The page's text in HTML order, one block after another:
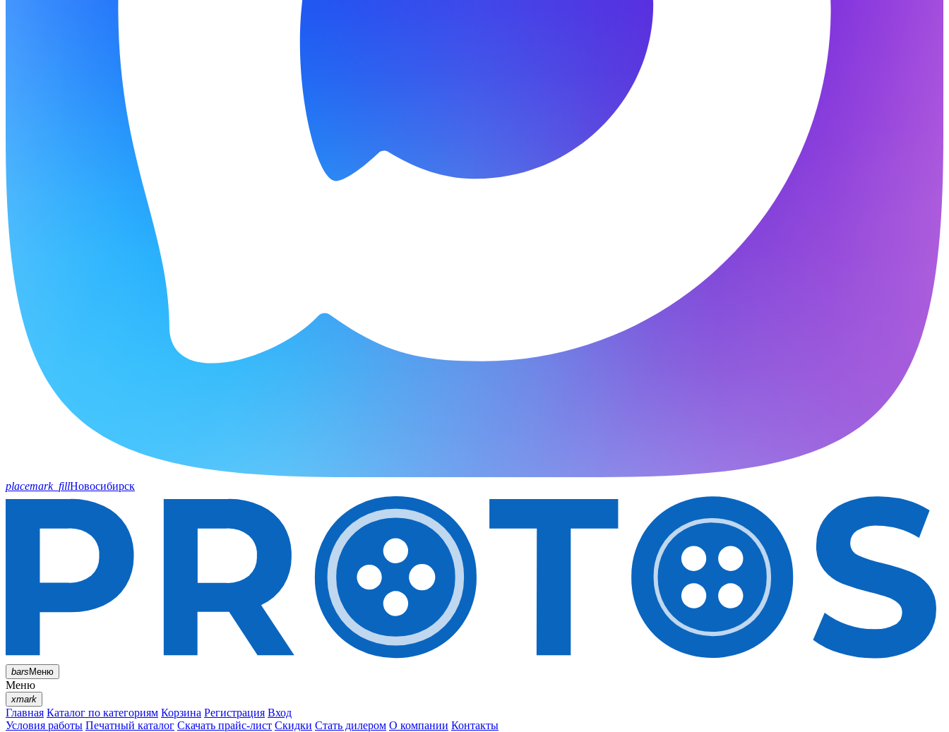
placemark_fillНовосибирск
barsМеню
Меню
xmark
Главная Каталог по категориям Корзина Регистрация Вход
Условия работы Печатный каталог Скачать прайс-лист Скидки Стать дилером О компании Контакты